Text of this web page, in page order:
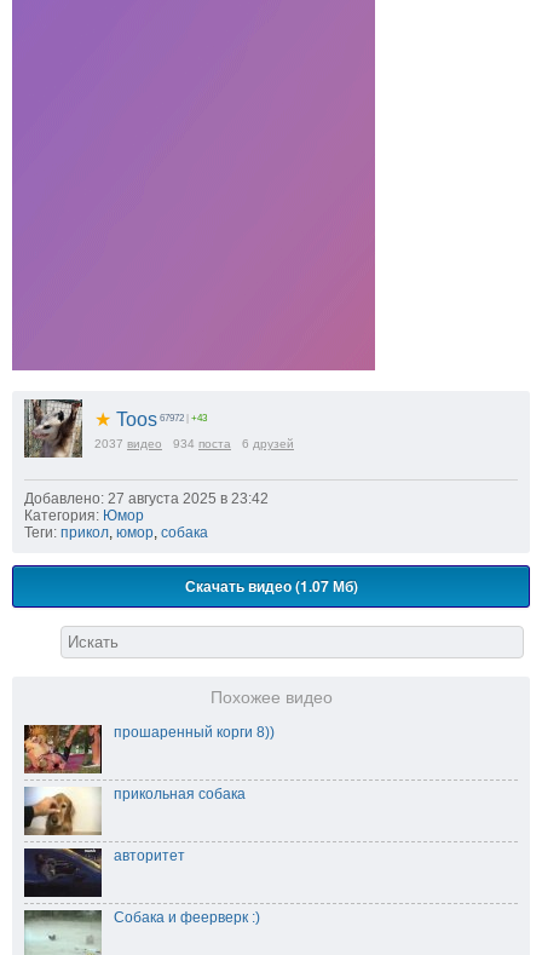
★ Toos 67972 | +43
2037 видео 934 поста 6 друзей
Добавлено: 27 августа 2025 в 23:42
Категория: Юмор
Теги: прикол юмор собака
Скачать видео (1.07 Мб)
Похожее видео
прошаренный корги 8))
прикольная собака
авторитет
Собака и феерверк :)